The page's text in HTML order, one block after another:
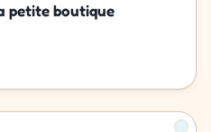
petite boutique